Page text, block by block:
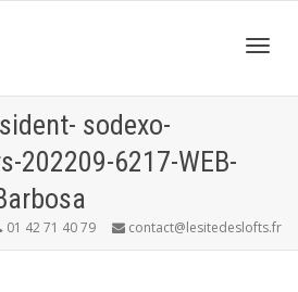
sodexo-
202209-6217-WEB-
01 42 71 40 79 contact@lesitedeslofts.fr